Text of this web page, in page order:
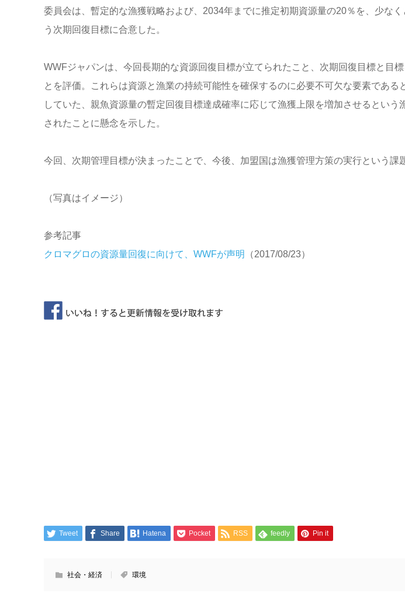
委員会は、暫定的な漁獲戦略および、2034年までに推定初期資源量の20％を、少な
う次期回復目標に合意した。
WWFジャパンは、今回長期的な資源回復目標が立てられたこと、次期回復目標と目
とを評価。これらは資源と漁業の持続可能性を確保するのに必要不可欠な要素である
していた、親魚資源量の暫定回復目標達成確率に応じて漁獲上限を増加させるという
されたことに懸念を示した。
今回、次期管理目標が決まったことで、今後、加盟国は漁獲管理方策の実行という課
（写真はイメージ）
参考記事
クロマグロの資源量回復に向けて、WWFが声明 （2017/08/23）
Tweet Share Hatena Pocket RSS feedly Pin it
社会・経済 環境